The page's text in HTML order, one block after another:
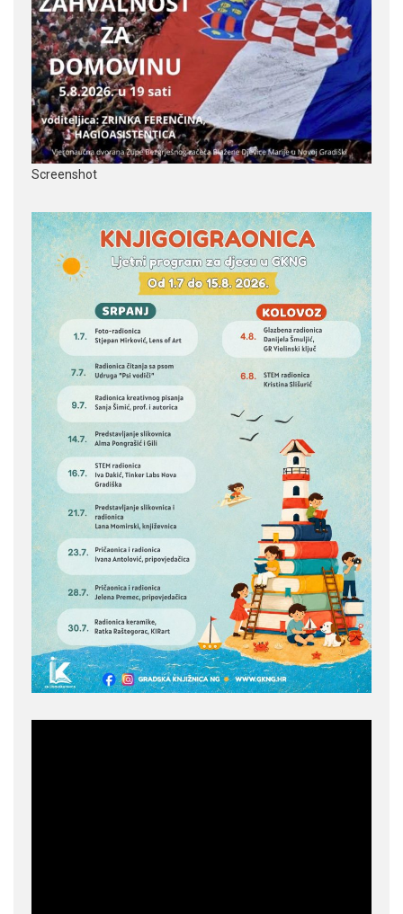
Screenshot